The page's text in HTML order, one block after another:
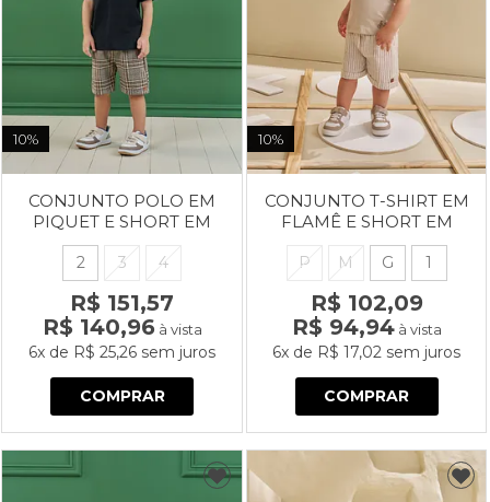
10%
CONJUNTO POLO EM
PIQUET E SHORT EM
TECIDO ALFAIATARIA
ENGLAND
2 3 4
R$ 151,57
R$ 140,96 à vista
6x de R$ 25,26 sem juros
COMPRAR
10%
CONJUNTO T-SHIRT EM
FLAMÊ E SHORT EM
TECIDO ECO CAMOMILA
P M G 1
R$ 102,09
R$ 94,94 à vista
6x de R$ 17,02 sem juros
COMPRAR